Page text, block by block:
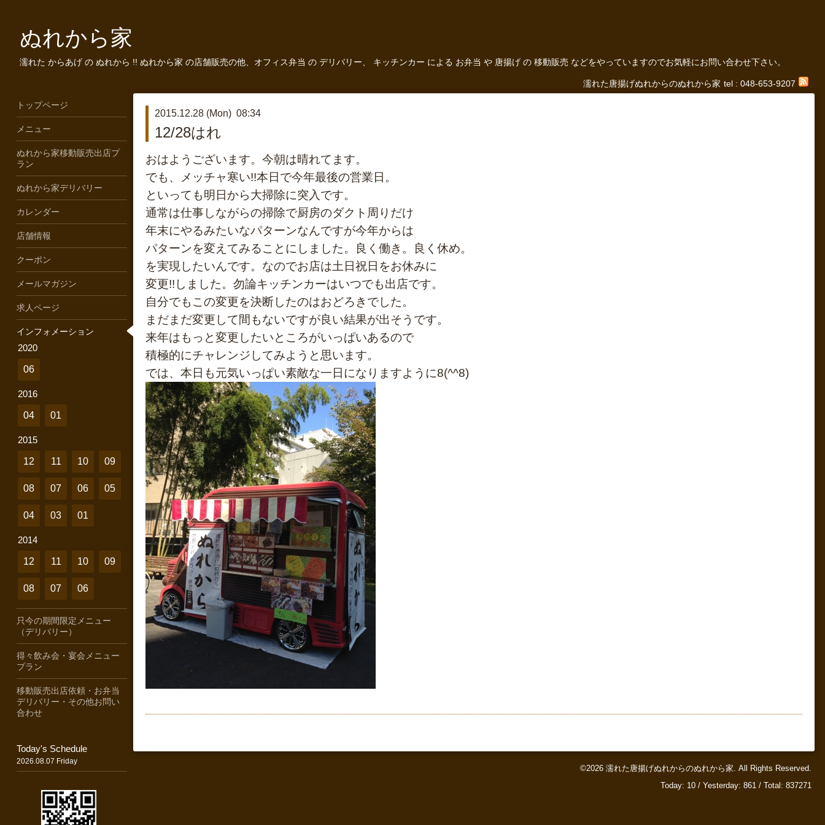
ぬれから家
濡れた からあげ の ぬれから !! ぬれから家 の店舗販売の他、オフィス弁当 の デリバリー、 キッチンカー による お弁当 や 唐揚げ の 移動販売 などをやっていますのでお気軽にお問い合わせ下さい。
濡れた唐揚げぬれからのぬれから家 tel : 048-653-9207
2015.12.28 (Mon) 08:34
12/28はれ
おはようございます。今朝は晴れてます。
でも、メッチャ寒い!!本日で今年最後の営業日。
といっても明日から大掃除に突入です。
通常は仕事しながらの掃除で厨房のダクト周りだけ
年末にやるみたいなパターンなんですが今年からは
パターンを変えてみることにしました。良く働き。良く休め。
を実現したいんです。なのでお店は土日祝日をお休みに
変更!!しました。勿論キッチンカーはいつでも出店です。
自分でもこの変更を決断したのはおどろきでした。
まだまだ変更して間もないですが良い結果が出そうです。
来年はもっと変更したいところがいっぱいあるので
積極的にチャレンジしてみようと思います。
では、本日も元気いっぱい素敵な一日になりますように8(^^8)
©2026 濡れた唐揚げぬれからのぬれから家. All Rights Reserved.
Today: 10 / Yesterday: 861 / Total: 837271
トップページ
メニュー
ぬれから家移動販売出店プ
ラン
ぬれから家デリバリー
カレンダー
店舗情報
クーポン
メールマガジン
求人ページ
インフォメーション
2020
06
2016
04 01
2015
12 11 10 09
08 07 06 05
04 03 01
2014
12 11 10 09
08 07 06
只今の期間限定メニュー
（デリバリー）
得々飲み会・宴会メニュー
プラン
移動販売出店依頼・お弁当
デリバリー・その他お問い
合わせ
Today's Schedule
2026.08.07 Friday